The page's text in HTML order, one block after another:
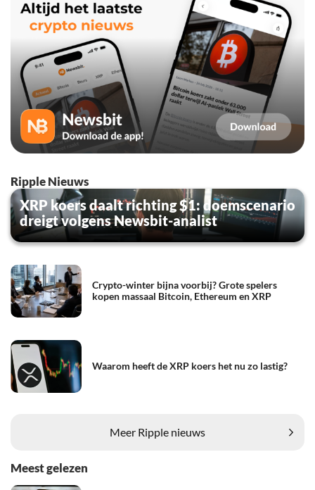
Ripple Nieuws
XRP koers daalt richting $1: doemscenario
dreigt volgens Newsbit-analist
Crypto-winter bijna voorbij? Grote spelers
kopen massaal Bitcoin, Ethereum en XRP
Waarom heeft de XRP koers het nu zo lastig?
Meer Ripple nieuws
Meest gelezen